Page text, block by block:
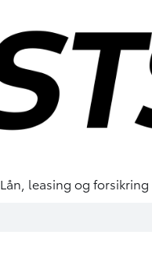
Lån, leasing og forsikring